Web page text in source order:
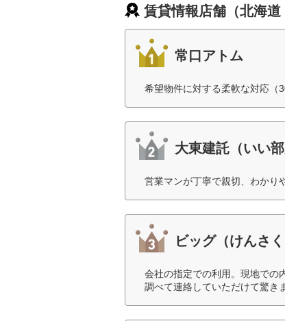
賃貸情報店舗（北海
常口アトム
希望物件に対する柔軟な対応（
大東建託（いい部
営業マンが丁寧で親切、わかり
ビッグ（けんさく
会社の指定での利用。現地での
調べて連絡していただけて驚き